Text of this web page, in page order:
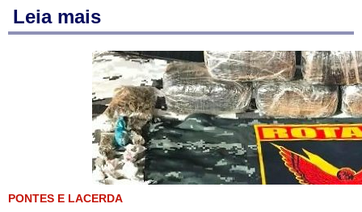
Leia mais
PONTES E LACERDA